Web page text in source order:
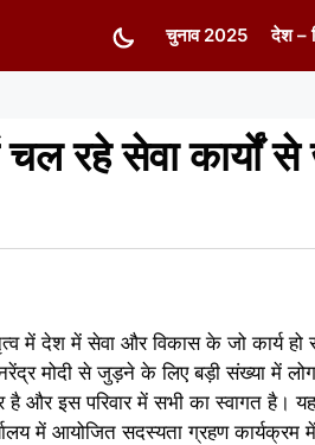
चुनाव 2025 देश –
चल रहे सेवा
में देश में सेवा और विकास के जो कार्य
मोदी से जुड़ने के लिए बड़ी संख्या में
है और इस परिवार में सभी का स्वागत है।
में आयोजित सदस्यता ग्रहण